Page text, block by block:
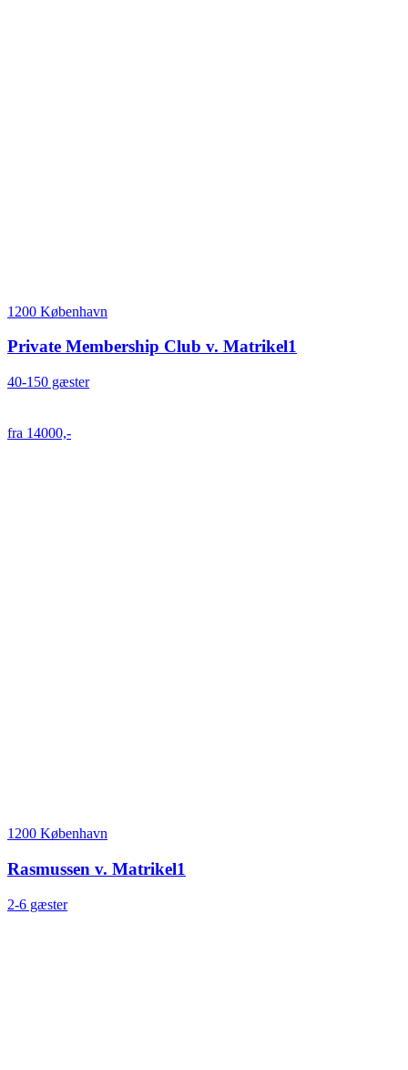
1200 København
Private Membership Club v. Matrikel1
40-150 gæster
fra 14000,-
1200 København
Rasmussen v. Matrikel1
2-6 gæster